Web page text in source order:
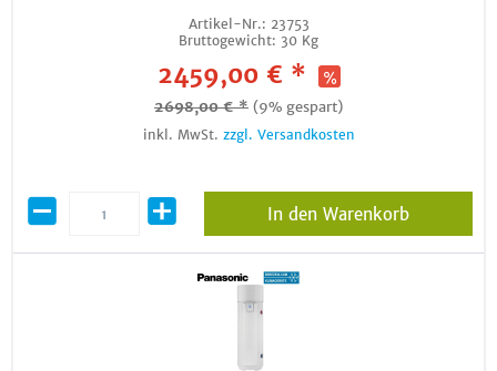
Artikel-Nr.: 23753
Bruttogewicht: 30 Kg
2459,00 € *
2698,00 € * (9% gespart)
inkl. MwSt. zzgl. Versandkosten
In den Warenkorb